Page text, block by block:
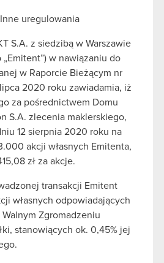
uregulowania
S.A. z siedzibą w Warszawie
„Emitent”) w nawiązaniu do
w Raporcie Bieżącym nr
2020 roku zawiadamia, iż
za pośrednictwem Domu
S.A. zlecenia maklerskiego,
12 sierpnia 2020 roku na
akcji własnych Emitenta,
zł za akcje.
transakcji Emitent
własnych odpowiadających
Walnym Zgromadzeniu
stanowiących ok. 0,45% jej